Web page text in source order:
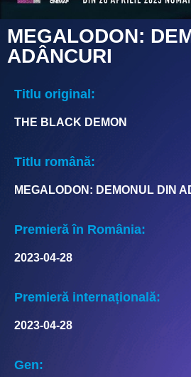
MEGALODON:
ADÂNCURI
Titlu original:
THE BLACK DEMON
Titlu română:
MEGALODON: DEMONUL DIN
Premieră în România:
2023-04-28
Premieră internațională:
2023-04-28
Gen: